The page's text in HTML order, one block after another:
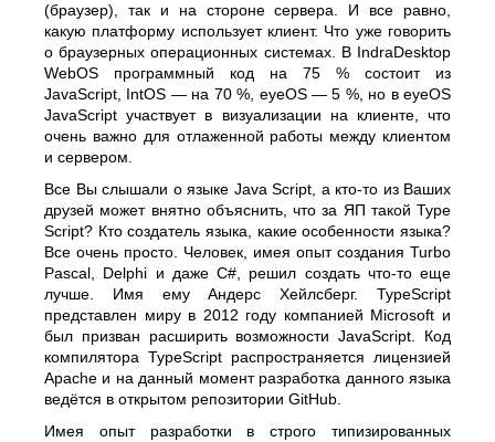
(браузер), так и на стороне сервера. И все равно,
какую платформу использует клиент. Что уже говорить
о браузерных операционных системах. В IndraDesktop
WebOS программный код на 75 % состоит из
JavaScript, IntOS — на 70 %, eyeOS — 5 %, но в eyeOS
JavaScript участвует в визуализации на клиенте, что
очень важно для отлаженной работы между клиентом
и сервером.
Все Вы слышали о языке Java Script, а кто-то из Ваших
друзей может внятно объяснить, что за ЯП такой Type
Script? Кто создатель языка, какие особенности языка?
Все очень просто. Человек, имея опыт создания Turbo
Pascal, Delphi и даже С#, решил создать что-то еще
лучше. Имя ему Андерс Хейлсберг. TypeScript
представлен миру в 2012 году компанией Microsoft и
был призван расширить возможности JavaScript. Код
компилятора TypeScript распространяется лицензией
Apache и на данный момент разработка данного языка
ведётся в открытом репозитории GitHub.
Имея опыт разработки в строго типизированных